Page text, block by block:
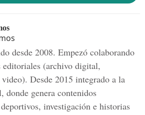
desde 2008. Empezó colaborando
editoriales (archivo digital,
Desde 2015 integrado a la
donde genera contenidos
investigación e historias